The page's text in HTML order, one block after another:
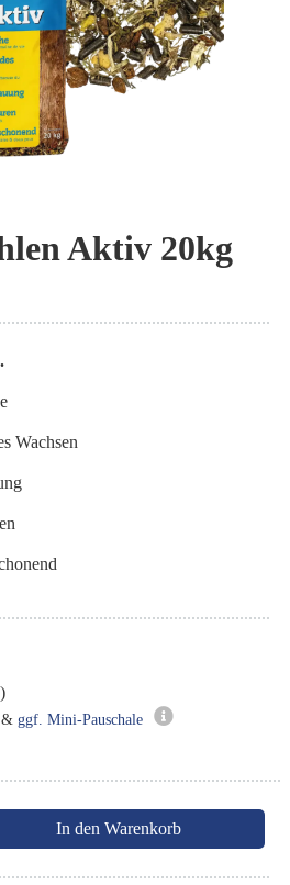
Aktiv 20kg
&ggf. Mini-Pauschale
In den Warenkorb
Wachsen